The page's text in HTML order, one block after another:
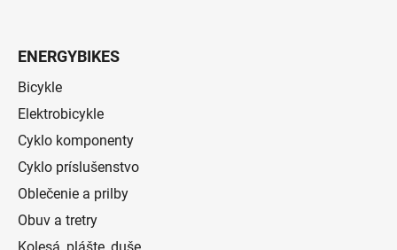
ENERGYBIKES
Bicykle
Elektrobicykle
Cyklo komponenty
Cyklo príslušenstvo
Oblečenie a prilby
Obuv a tretry